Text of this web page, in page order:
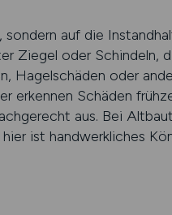
auf die
Ziegel oder Schindeln,
Hagelschäden oder
erkennen Schäden
aus. Bei
ist handwerkliches